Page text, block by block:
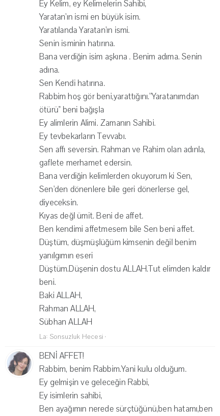
Ey Kelim, ey Kelimelerin Sahibi,
Yaratan'ın ismi en büyük isim.
Yaratılanda Yaratan'ın ismi.
Senin isminin hatırına.
Bana verdiğin isim aşkına . Benim adıma. Senin
adına.
Sen Kendi hatırına.
Rabbim hoş gör beni,yarattığını.''Yaratanımdan
ötürü'' beni bağışla
Ey alimlerin Alimi. Zamanın Sahibi.
Ey tevbekarların Tevvabı.
Sen affı seversin. Rahman ve Rahim olan adınla,
gaflete merhamet edersin.
Bana verdiğin kelimlerden okuyorum ki Sen,
Sen'den dönenlere bile geri dönerlerse gel,
diyeceksin.
Kıyas değl ümit. Beni de affet.
Ben kendimi affetmesem bile Sen beni affet.
Düştüm, düşmüşlüğüm kimsenin değil benim
yanılgımın eseri
Düştüm.Düşenin dostu ALLAH.Tut elimden kaldır
beni.
Baki ALLAH,
Rahman ALLAH,
Sübhan ALLAH
La: Sonsuzluk Hecesi ·
BENİ AFFET!
Rabbim, benim Rabbim.Yani kulu olduğum.
Ey gelmişin ve geleceğin Rabbi,
Ey isimlerin sahibi,
Ben ayağımın nerede sürçtüğünü,ben hatamı,ben